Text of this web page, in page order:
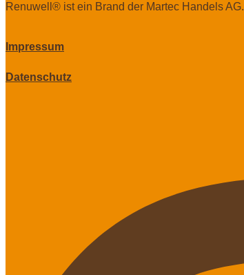
Renuwell®️ ist ein Brand der Martec Handels AG.
Impressum
Datenschutz